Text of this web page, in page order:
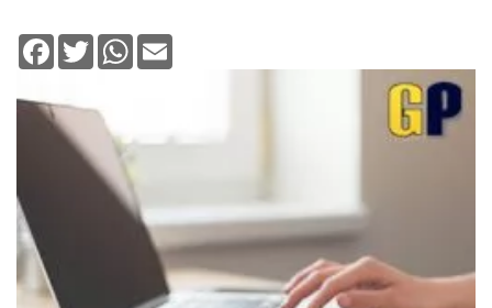
Facebook
TwitterWhatsApp